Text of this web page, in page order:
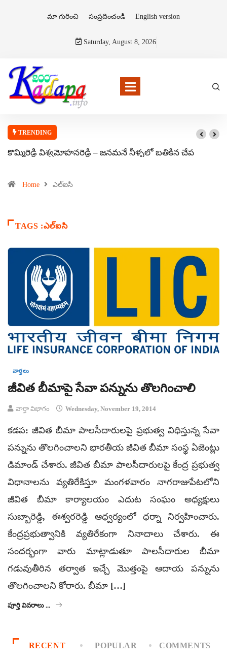
మా గురించి సంప్రదించండి English version
Saturday, August 8, 2026
TRENDING
కొమ్మిరెడ్డి విశ్వమోహనరెడ్డి – జనమనే నీళ్ళలో బతికిన చేప
Home ఎల్ఐసి
TAGS :ఎల్ఐసి
వార్తలు
జీవిత బీమాపై సేవా పన్నును తొలగించాలి
వార్తా విభాగం Wednesday, November 19, 2014
కడప: జీవిత బీమా పాలసీదారులపై ప్రభుత్వ విధిస్తున్న సేవా
పన్నును తొలగించాలని భారతీయ జీవిత బీమా సంస్థ ఏజెంట్లు
డిమాండ్ చేశారు. జీవిత బీమా పాలసీదారులపై కేంద్ర ప్రభుత్వ
విధానాలను వ్యతిరేకిస్తూ మంగళవారం నాగరాజుపేటలోని
జీవిత బీమా కార్యాలయం ఎదుట సంఘం అధ్యక్షులు
సుబ్బారెడ్డి, ఈశ్వరరెడ్డి ఆధ్వర్యంలో ధర్నా నిర్వహించారు.
కేంద్రప్రభుత్వానికి వ్యతిరేకంగా నినాదాలు చేశారు. ఈ
సందర్భంగా వారు మాట్లాడుతూ పాలసీదారుల బీమా
గడువుతీరిన తర్వాత ఇచ్చే మొత్తంపై ఆదాయ పన్నును
తొలగించాలని కోరారు. బీమా […]
పూర్తి వివరాలు ...
RECENT POPULAR COMMENTS